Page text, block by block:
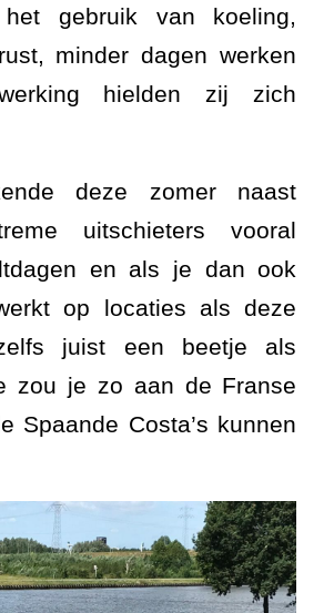
het gebruik van koeling,
minder dagen werken
hielden zij zich
deze zomer naast
uitschieters vooral
en als je dan ook
op locaties als deze
juist een beetje als
zou je zo aan de Franse
Spaande Costa’s kunnen